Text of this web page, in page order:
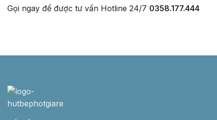
Gọi ngay để được tư vấn Hotline 24/7 0358.177.444